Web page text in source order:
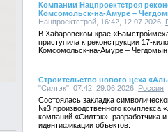
Компании Нацпроектстроя
Комсомольск-на-Амуре –
Нацпроектстрой, 16:42, 12.07.2026,
В Хабаровском крае
приступила к реконструкции 17-
Комсомольск-на-Амуре –
Строительство нового цеха
"Силтэк", 07:42, 29.06.2026, Россия
Состоялась закладка
№3 производственного комплекса
компаний «Силтэк», разработчика
идентификации объектов.